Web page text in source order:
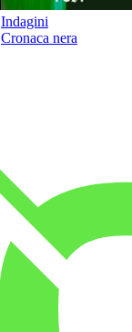
Indagini
Cronaca nera